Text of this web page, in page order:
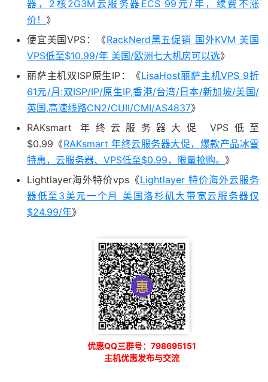
器，2核2G3M云服务器ECS 99元/年，续费不涨
价！ 》
便宜美国VPS：《RackNerd黑五促销 国外KVM 美国
VPS低至$10.99/年 美国/欧洲七大机房可以选》
丽萨主机双ISP原生IP：《LisaHost丽萨主机VPS 9折
61元/月:双ISP/IP/原生IP,香港/台湾/日本/新加坡/美国/
英国,高速线路CN2/CUII/CMI/AS4837》
RAKsmart 年终云服务器大促 VPS低至
$0.99《RAKsmart 年终云服务器大促，爆款产品冰雪
特惠，云服务器、VPS低至$0.99，限量抢购。 》
Lightlayer海外特价vps《Lightlayer 特价海外云服务
器低至3美元一个月 美国洛杉矶大带宽云服务器仅
$24.99/年》
优惠QQ三群号：798695151
主机优惠发布与交流